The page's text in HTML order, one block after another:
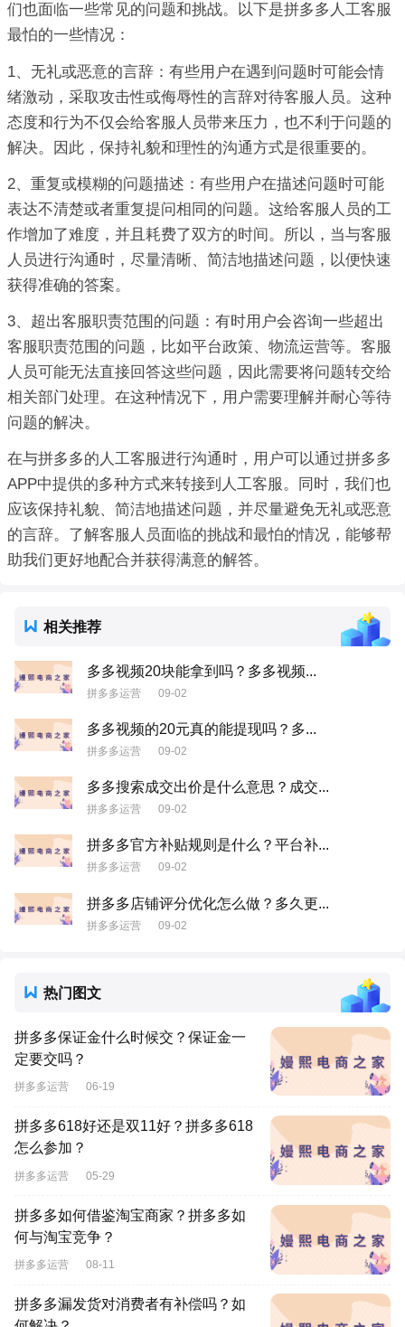
们也面临一些常见的问题和挑战。以下是拼多多人工客服
最怕的一些情况：
1、无礼或恶意的言辞：有些用户在遇到问题时可能会情
绪激动，采取攻击性或侮辱性的言辞对待客服人员。这种
态度和行为不仅会给客服人员带来压力，也不利于问题的
解决。因此，保持礼貌和理性的沟通方式是很重要的。
2、重复或模糊的问题描述：有些用户在描述问题时可能
表达不清楚或者重复提问相同的问题。这给客服人员的工
作增加了难度，并且耗费了双方的时间。所以，当与客服
人员进行沟通时，尽量清晰、简洁地描述问题，以便快速
获得准确的答案。
3、超出客服职责范围的问题：有时用户会咨询一些超出
客服职责范围的问题，比如平台政策、物流运营等。客服
人员可能无法直接回答这些问题，因此需要将问题转交给
相关部门处理。在这种情况下，用户需要理解并耐心等待
问题的解决。
在与拼多多的人工客服进行沟通时，用户可以通过拼多多
APP中提供的多种方式来转接到人工客服。同时，我们也
应该保持礼貌、简洁地描述问题，并尽量避免无礼或恶意
的言辞。了解客服人员面临的挑战和最怕的情况，能够帮
助我们更好地配合并获得满意的解答。
相关推荐
多多视频20块能拿到吗？多多视频...
拼多多运营 09-02
多多视频的20元真的能提现吗？多...
拼多多运营 09-02
多多搜索成交出价是什么意思？成交...
拼多多运营 09-02
拼多多官方补贴规则是什么？平台补...
拼多多运营 09-02
拼多多店铺评分优化怎么做？多久更...
拼多多运营 09-02
热门图文
拼多多保证金什么时候交？保证金一
定要交吗？
拼多多运营 06-19
拼多多618好还是双11好？拼多多618
怎么参加？
拼多多运营 05-29
拼多多如何借鉴淘宝商家？拼多多如
何与淘宝竞争？
拼多多运营 08-11
拼多多漏发货对消费者有补偿吗？如